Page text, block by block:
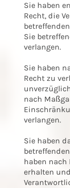
Sie haben
Recht, die
Sie
verlangen.
Sie haben
Recht zu
nach
verlangen.
Sie haben
haben nach
erhalten